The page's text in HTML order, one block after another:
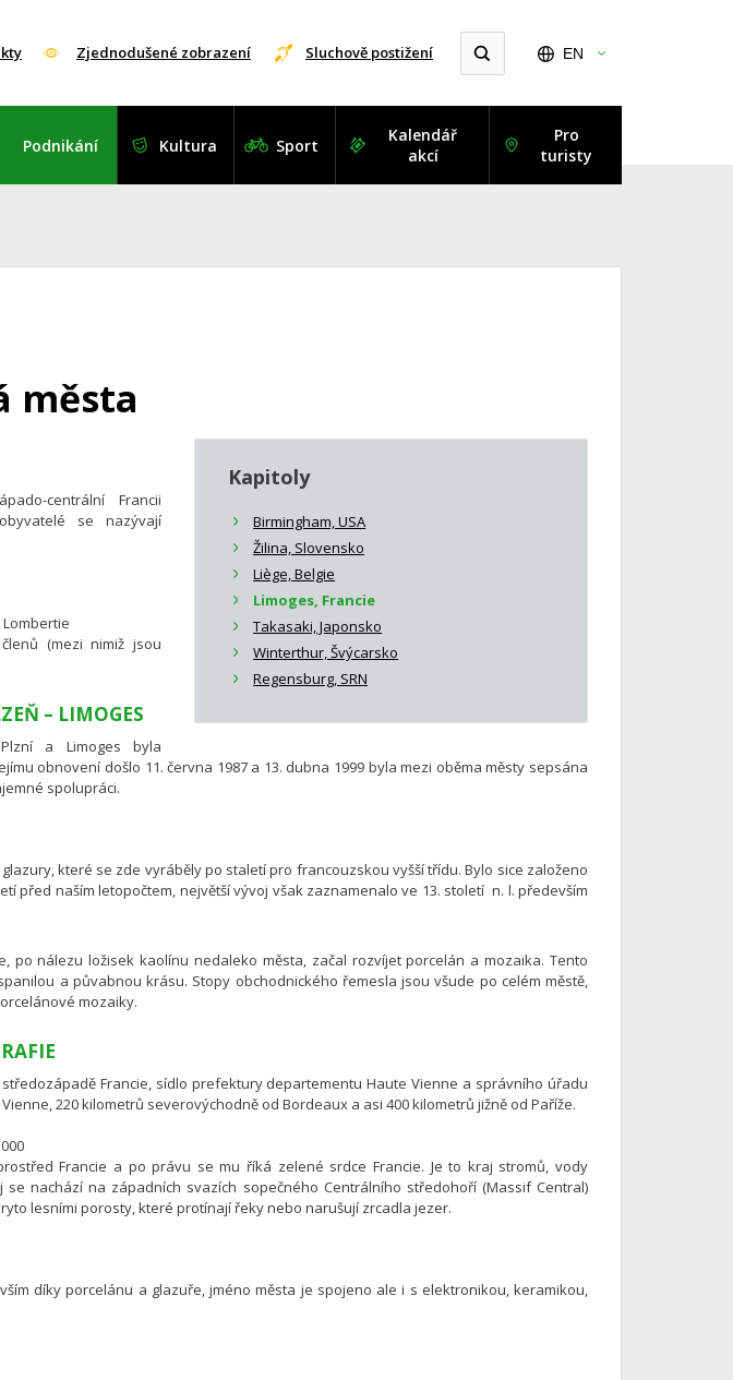
Zjednodušené zobrazení Sluchově postižení EN
Podnikání Kultura Sport
Kalendář
akcí
Pro
turisty
města
Kapitoly
Birmingham, USA
Žilina, Slovensko
Liège, Belgie
Limoges, Francie
Takasaki, Japonsko
Winterthur, Švýcarsko
Regensburg, SRN
centrální Francii
se nazývají
Lombertie
(mezi nimiž jsou
– LIMOGES
a Limoges byla
obnovení došlo 11. června 1987 a 13. dubna 1999 byla mezi oběma městy sepsána
spolupráci.
které se zde vyráběly po staletí pro francouzskou vyšší třídu. Bylo sice založeno
před naším letopočtem, největší vývoj však zaznamenalo ve 13. století n. l. především
po nálezu ložisek kaolínu nedaleko města, začal rozvíjet porcelán a mozaika. Tento
a půvabnou krásu. Stopy obchodnického řemesla jsou všude po celém městě,
mozaiky.
Francie, sídlo prefektury departementu Haute Vienne a správního úřadu
220 kilometrů severovýchodně od Bordeaux a asi 400 kilometrů jižně od Paříže.
Francie a po právu se mu říká zelené srdce Francie. Je to kraj stromů, vody
se nachází na západních svazích sopečného Centrálního středohoří (Massif Central)
lesními porosty, které protínají řeky nebo narušují zrcadla jezer.
díky porcelánu a glazuře, jméno města je spojeno ale i s elektronikou, keramikou,